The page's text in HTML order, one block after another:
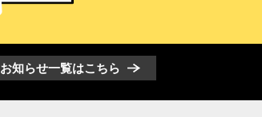
お知らせ一覧はこちら